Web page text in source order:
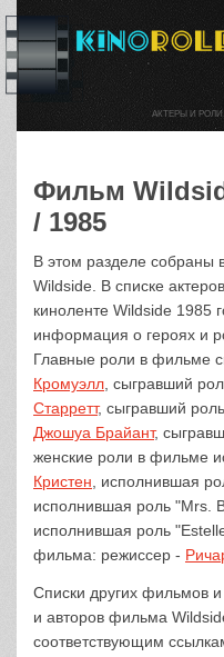
Фильм
/ 1985
В этом разделе собраны
Wildside. В списке
киноленте Wildside 1985
информация о героях и
Главные роли в фильме
Кромуэлл , сыгравший
Старретт, сыгравший
Джошуа Брайант,
женские роли в фильме
Кристен , исполнившая
исполнившая роль "Mrs.
исполнившая роль
фильма: режиссер -
Списки других фильмов и
и авторов фильма
соответствующим
АКТЕРЫ И